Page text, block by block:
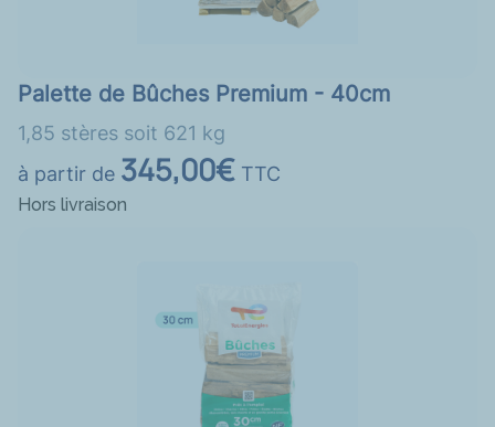
Palette de Bûches Premium - 40cm
1,85 stères soit 621 kg
à partir de 345,00€ TTC
Hors livraison